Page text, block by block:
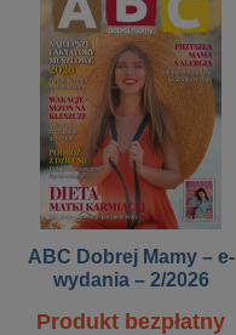
ABC Dobrej Mamy – e-
wydania – 2/2026
Produkt bezpłatny